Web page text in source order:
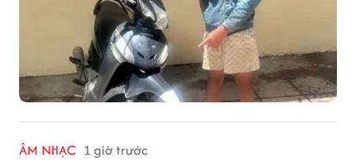
ÂM NHẠC 1 giờ trước